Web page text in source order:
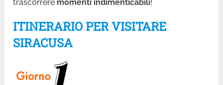
trascorrere momenti indimenticabili!
ITINERARIO PER VISITARE
SIRACUSA